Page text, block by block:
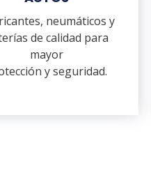
neumáticos y
de calidad para
mayor
y seguridad.